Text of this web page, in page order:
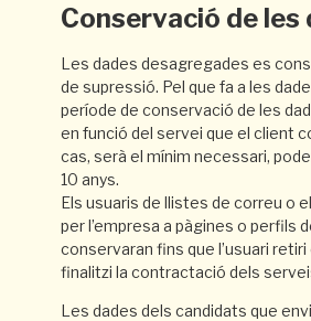
Conservació de les
Les dades desagregades es
de supressió. Pel que fa a les
període de conservació de les
en funció del servei que el client
cas, serà el mínim necessari,
10 anys.
Els usuaris de llistes de correu o
per l’empresa a pàgines o perfils
conservaran fins que l’usuari
finalitzi la contractació dels
Les dades dels candidats que